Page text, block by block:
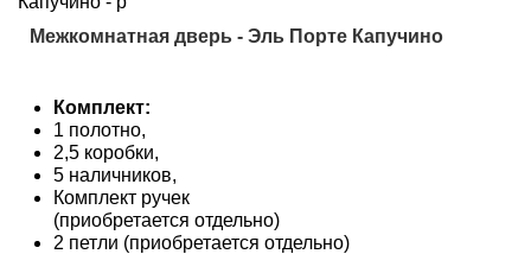
Межкомнатная дверь - Эль Порте Капучино
Комплект:
1 полотно,
2,5 коробки,
5 наличников,
Комплект ручек
(приобретается отдельно)
2 петли (приобретается отдельно)